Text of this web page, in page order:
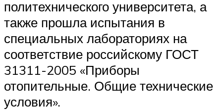
политехнического университета, а
также прошла испытания в
специальных лабораториях на
соответствие российскому ГОСТ
31311-2005 «Приборы
отопительные. Общие технические
условия».